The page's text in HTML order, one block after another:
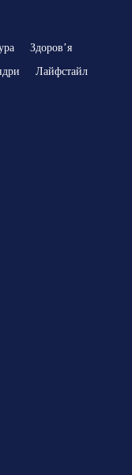
Здоровʼя
Лайфстайл